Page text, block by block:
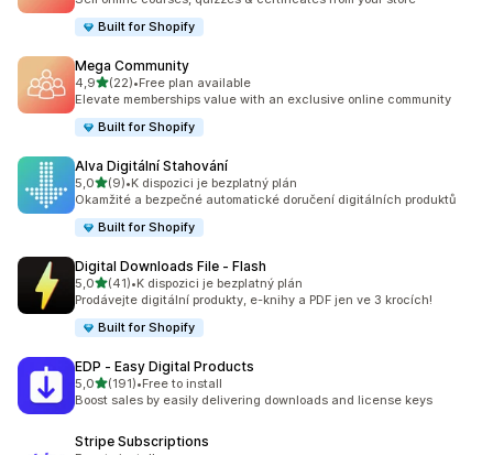
Built for Shopify
Mega Community
4,9z 5 hvězd
(22)
Celkový počet recenzí: 22
•Free plan available
Elevate memberships value with an exclusive online community
Built for Shopify
Alva Digitální Stahování
5,0z 5 hvězd
(9)
Celkový počet recenzí: 9
•K dispozici je bezplatný plán
Okamžité a bezpečné automatické doručení digitálních produktů
Built for Shopify
Digital Downloads File ‑ Flash
5,0z 5 hvězd
(41)
Celkový počet recenzí: 41
•K dispozici je bezplatný plán
Prodávejte digitální produkty, e-knihy a PDF jen ve 3 krocích!
Built for Shopify
EDP ‑ Easy Digital Products
5,0z 5 hvězd
(191)
Celkový počet recenzí: 191
•Free to install
Boost sales by easily delivering downloads and license keys
Stripe Subscriptions